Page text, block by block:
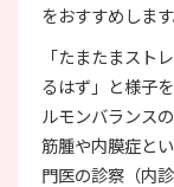
をおすすめします
「たまたまスト
るはず」と様子
ルモンバランス
筋腫や内膜症と
門医の診察（内